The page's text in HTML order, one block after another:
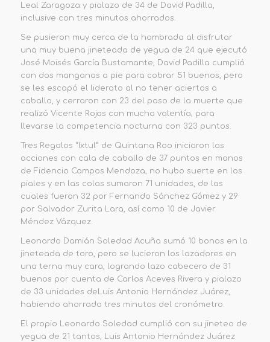
Leal Zaragoza y pialazo de 34 de David Padilla,
inclusive con tres minutos ahorrados.
Se pusieron muy cerca de la hombrada al disfrutar
una muy buena jineteada de yegua de 24 que ejecutó
José Moisés García Bustamante, David Padilla cumplió
con dos manganas a pie para cobrar 51 buenos, pero
se les escapó el liderato al no tener aciertos a
caballo, y cerraron con 23 del paso de la muerte que
realizó Vicente Rojas con mucha valentía, para
llevarse la competencia nocturna con 323 puntos.
Tres Regalos “Ixtul” de Quintana Roo iniciaron las
acciones con cala de caballo de 37 puntos en manos
de Fidencio Campos Mendoza, no hubo suerte en los
piales y en las colas sumaron 71 unidades, de las
cuales fueron 32 por Fernando Sánchez Gómez y 29
por Salvador Zurita Lara, así como 10 de Javier
Méndez Vázquez.
Leonardo Damián Soledad Acuña sumó 10 bonos en la
jineteada de toro, pero se lucieron los lazadores en
una terna muy cara, logrando lazo cabecero de 31
buenos por cuenta de Carlos Aceves Rivera y pialazo
de 33 unidades de Luis Antonio Hernández Juárez,
habiendo ahorrado tres minutos del cronómetro.
El propio Leonardo Soledad cumplió con su jineteo de
yegua de 21 tantos, Luis Antonio Hernández Juárez